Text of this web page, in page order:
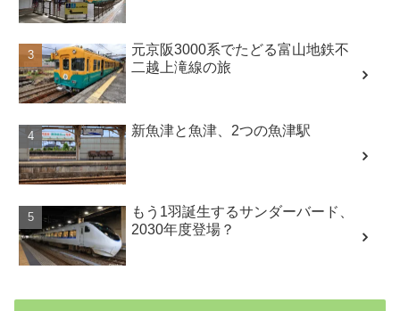
元京阪3000系でたどる富山地鉄不
二越上滝線の旅
新魚津と魚津、2つの魚津駅
もう1羽誕生するサンダーバード、
2030年度登場？